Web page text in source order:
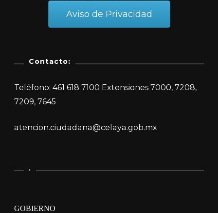
Aviso de Privacidad
Contacto:
Teléfono: 461 618 7100 Extensiones 7000, 7208,
7209, 7645
atencion.ciudadana@celaya.gob.mx
.
GOBIERNO